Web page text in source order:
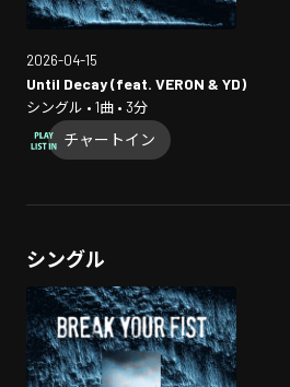
2026-04-15
Until Decay (feat. VERON & YD)
シングル • 1曲 • 3分
チャートイン
シングル